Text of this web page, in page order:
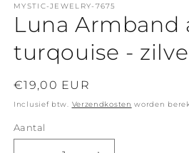
openen
in
modaal
MYSTIC-JEWELRY-7675
Luna Armband
turqouise -
Normale
prijs
€19,00 EUR
Inclusief btw. Verzendkosten worden
Aantal